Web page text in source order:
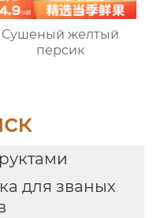
Сушеный желтый
персик
для званых